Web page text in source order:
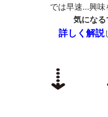
では早速…興味
気にな
詳しく解説